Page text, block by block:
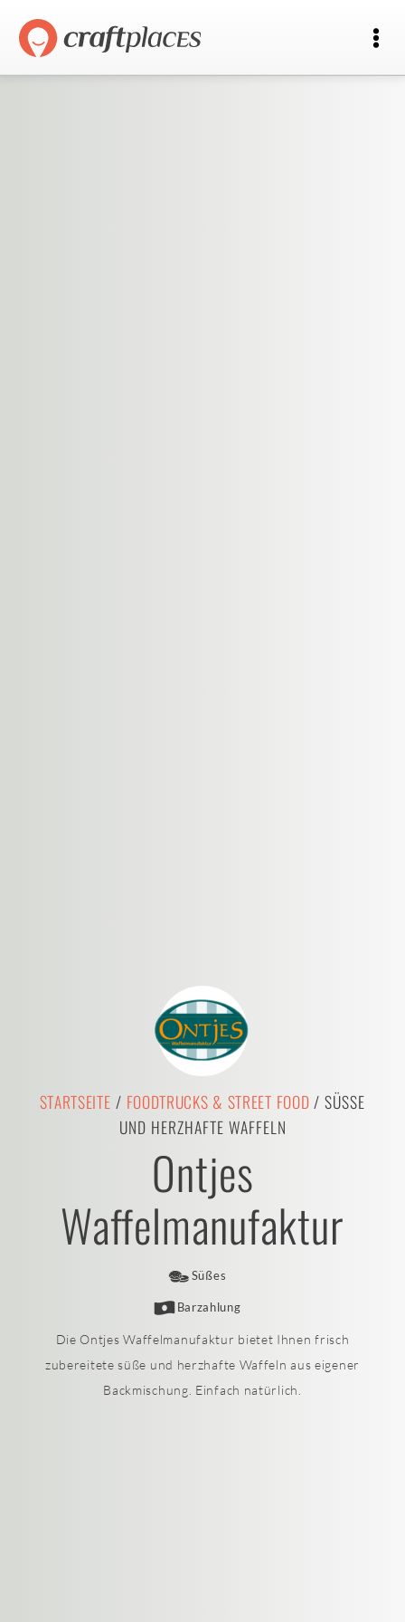
STARTSEITE / FOODTRUCKS & STREET FOOD/ SÜSSE U
ND HERZHAFTE WAFFELN
Ontjes
Waffelmanufaktur
Süßes
Barzahlung
Die Ontjes Waffelmanufaktur bietet Ihnen frisch
zubereitete süße und herzhafte Waffeln aus eigener
Backmischung. Einfach natürlich.